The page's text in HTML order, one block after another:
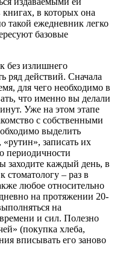
в которых она
такой ежедневник легко
базовые
без излишнего
ряд действий. Сначала
для чего необходимо в
что именно вы делали
Уже на этом этапе
с собственными
выделить
записать их
периодичности
заходите каждый день, в
стоматологу – раз в
любое относительно
на протяжении 20-
на
и сил. Полезно
(покупка хлеба,
вписывать его заново